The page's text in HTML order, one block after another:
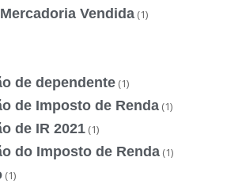
Vendida (1)
de dependente (1)
de Imposto de Renda (1)
de IR 2021 (1)
do Imposto de Renda (1)
(1)